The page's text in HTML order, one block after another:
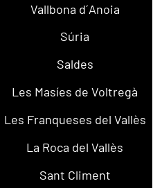
Vallbona d´Anoia
Súria
Saldes
Les Masíes de Voltregà
Les Franqueses del Vallès
La Roca del Vallès
Sant Climent